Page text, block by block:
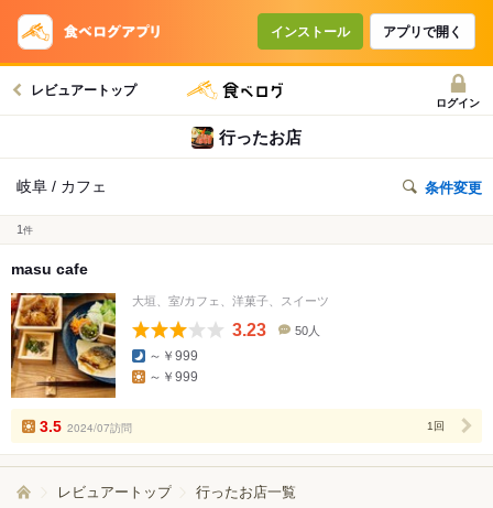
インストール アプリで開く
レビュアートップ
ログイン
行ったお店
岐阜 / カフェ 条件変更
1 件
masu cafe
大垣、室/カフェ、洋菓子、スイーツ
3.23
数
50人
～￥999
～￥999
3.5 2024/07訪問 1回
レビュアートップ 行ったお店一覧